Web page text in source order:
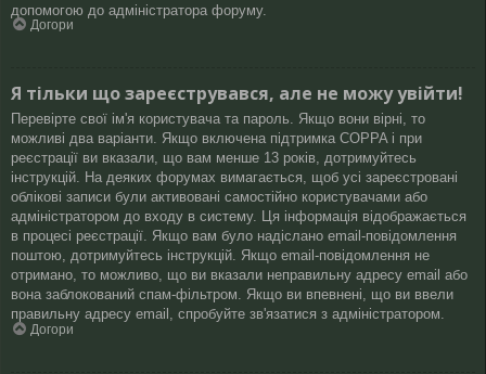
допомогою до адміністратора форуму.
Догори
Я тільки що зареєструвався, але не можу увійти!
Перевірте свої ім'я користувача та пароль. Якщо вони вірні, то
можливі два варіанти. Якщо включена підтримка COPPA і при
реєстрації ви вказали, що вам менше 13 років, дотримуйтесь
інструкцій. На деяких форумах вимагається, щоб усі зареєстровані
облікові записи були активовані самостійно користувачами або
адміністратором до входу в систему. Ця інформація відображається
в процесі реєстрації. Якщо вам було надіслано email-повідомлення
поштою, дотримуйтесь інструкцій. Якщо email-повідомлення не
отримано, то можливо, що ви вказали неправильну адресу email або
вона заблокований спам-фільтром. Якщо ви впевнені, що ви ввели
правильну адресу email, спробуйте зв'язатися з адміністратором.
Догори